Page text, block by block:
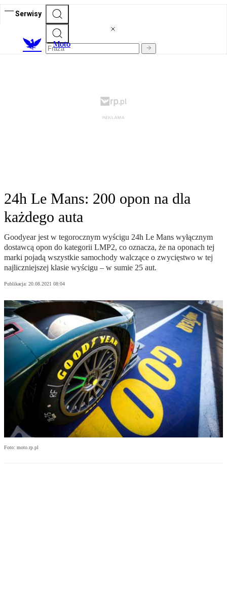
Serwisy
Moto
24h Le Mans: 200 opon na dla
każdego auta
Goodyear jest w tegorocznym wyścigu 24h Le Mans wyłącznym
dostawcą opon do kategorii LMP2, co oznacza, że na oponach tej
marki pojadą wszystkie samochody walczące o zwycięstwo w tej
najliczniejszej klasie wyścigu – w sumie 25 aut.
Publikacja: 20.08.2021 08:04
Foto: moto.rp.pl